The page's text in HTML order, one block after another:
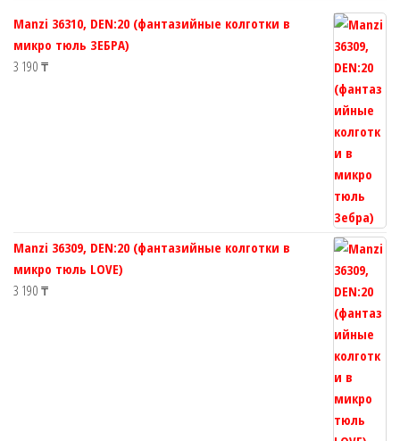
товара.
странице
товара.
Manzi 36310, DEN:20 (фантазийные колготки в
микро тюль ЗЕБРА)
3 190 ₸
Manzi 36309, DEN:20 (фантазийные колготки в
микро тюль LOVE)
3 190 ₸